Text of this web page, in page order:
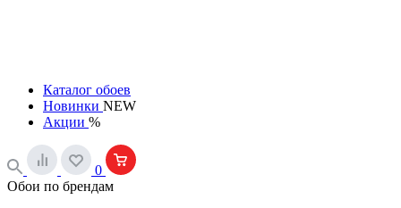
Каталог обоев
Новинки NEW
Акции %
0
Обои по брендам